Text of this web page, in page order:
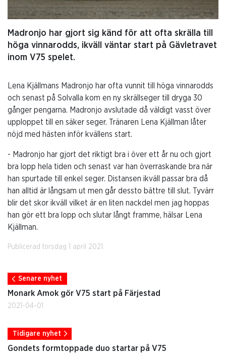
Madronjo har gjort sig känd för att ofta skrälla till
höga vinnarodds, ikväll väntar start på Gävletravet
inom V75 spelet.
Lena Kjällmans Madronjo har ofta vunnit till höga vinnarodds
och senast på Solvalla kom en ny skrällseger till dryga 30
gånger pengarna. Madronjo avslutade då väldigt vasst över
upploppet till en säker seger. Tränaren Lena Kjällman låter
nöjd med hästen inför kvällens start.
- Madronjo har gjort det riktigt bra i över ett år nu och gjort
bra lopp hela tiden och senast var han överraskande bra när
han spurtade till enkel seger. Distansen ikväll passar bra då
han alltid är långsam ut men går dessto bättre till slut. Tyvärr
blir det skor ikväll vilket är en liten nackdel men jag hoppas
han gör ett bra lopp och slutar långt framme, hälsar Lena
Kjällman.
Publicerad torsdag 1 april 2021.
Senare nyhet
Monark Amok gör V75 start på Färjestad
2021-04-01
Tidigare nyhet
Gondets formtoppade duo startar på V75